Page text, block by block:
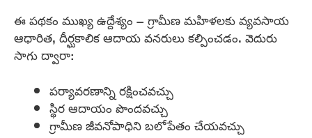
ఈ పథకం ముఖ్య ఉద్దేశ్యం – గ్రామీణ మహిళలకు వ్యవసాయ
ఆధారిత, దీర్ఘకాలిక ఆదాయ వనరులు కల్పించడం. వెదురు
సాగు ద్వారా:
పర్యావరణాన్ని రక్షించవచ్చు
స్థిర ఆదాయం పొందవచ్చు
గ్రామీణ జీవనోపాధిని బలోపేతం చేయవచ్చు